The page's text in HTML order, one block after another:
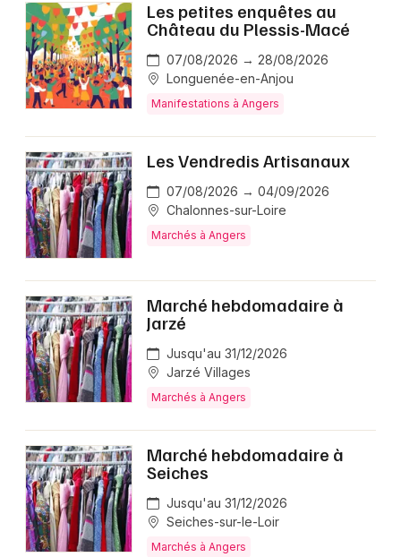
Les petites enquêtes au
Château du Plessis-Macé
07/08/2026 → 28/08/2026
Longuenée-en-Anjou
Manifestations à Angers
Les Vendredis Artisanaux
07/08/2026 → 04/09/2026
Chalonnes-sur-Loire
Marchés à Angers
Marché hebdomadaire à
Jarzé
Jusqu'au 31/12/2026
Jarzé Villages
Marchés à Angers
Marché hebdomadaire à
Seiches
Jusqu'au 31/12/2026
Seiches-sur-le-Loir
Marchés à Angers